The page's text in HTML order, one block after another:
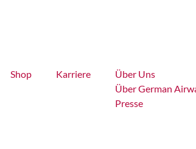
Shop Karriere
Über Uns
Über German
Presse